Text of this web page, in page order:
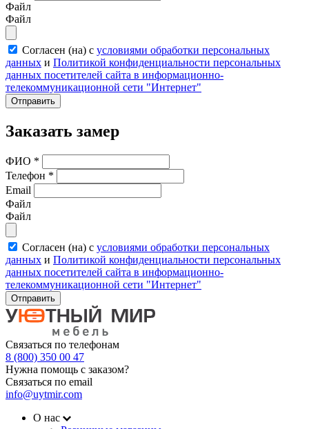
Файл
Файл
Согласен (на) с условиями обработки персональных
данных и Политикой конфиденциальности персональных
данных посетителей сайта в информационно-
телекоммуникационной сети "Интернет"
Отправить
Заказать замер
ФИО *
Телефон *
Email
Файл
Файл
Согласен (на) с условиями обработки персональных
данных и Политикой конфиденциальности персональных
данных посетителей сайта в информационно-
телекоммуникационной сети "Интернет"
Отправить
Связаться по телефонам
8 (800) 350 00 47
Нужна помощь с заказом?
Связаться по email
info@uytmir.com
О нас